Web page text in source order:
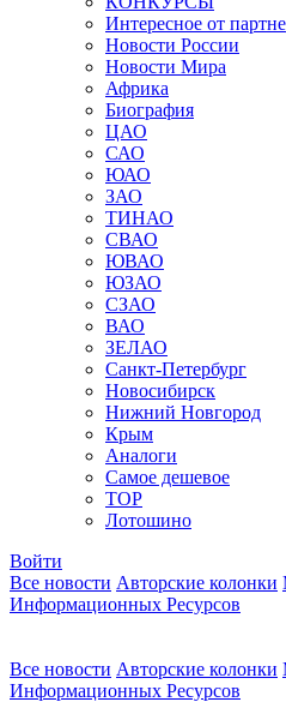
Интересное от
Новости России
Новости Мира
Африка
Биография
ЦАО
САО
ЮАО
ЗАО
ТИНАО
СВАО
ЮВАО
ЮЗАО
СЗАО
ВАО
ЗЕЛАО
Санкт-Петербург
Новосибирск
Нижний Новгород
Крым
Аналоги
Самое дешевое
TOP
Лотошино
Войти
Все новости Авторские колонки
Информационных Ресурсов
Все новости Авторские колонки
Информационных Ресурсов